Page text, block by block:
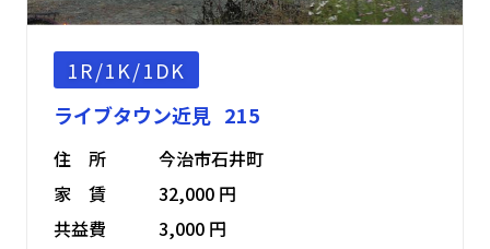
1R/1K/1DK
ライブタウン近見 215
住 所
今治市石井町
家 賃
32,000 円
共益費
3,000 円